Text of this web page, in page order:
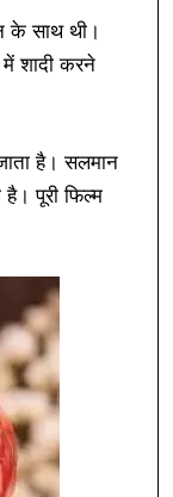
के साथ थी।
शादी करने
है। सलमान
पूरी फिल्म